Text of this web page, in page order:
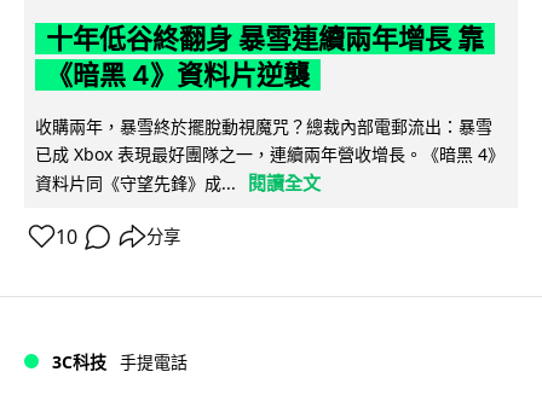
十年低谷終翻身 暴雪連續兩年增長 靠
《暗黑 4》資料片逆襲
收購兩年，暴雪終於擺脫動視魔咒？總裁內部電郵流出：暴雪
已成 Xbox 表現最好團隊之一，連續兩年營收增長。《暗黑 4》
資料片同《守望先鋒》成...
閱讀全文
10 分享
3C科技 手提電話